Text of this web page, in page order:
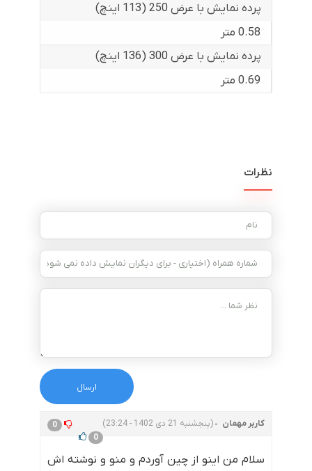
پرده نمایش با عرض 250 (113 اینچ)
0.58 متر
پرده نمایش با عرض 300 (136 اینچ)
0.69 متر
نظرات
کاربر مهمان (پنجشنبه 21 دی 1402 - 23:24)
0
0
سلام من اینو از چین آوردم و منو و نوشته اش